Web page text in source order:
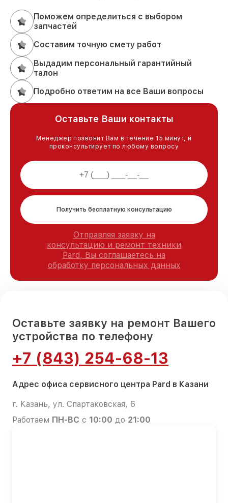
Поможем определиться с выбором
запчастей
Составим точную смету работ
Выдадим персональный гарантийный
талон
Подробно ответим на все Ваши вопросы
Оставьте Ваши контакты
Менеджер позвонит Вам в течение 15 минут, и
проконсультирует по любому вопросу
Получить бесплатную консультацию
Отправляя заявку на
консультацию и ремонт техники
Pard, Вы соглашаетесь на
обработку персональных данных
Оставьте заявку на ремонт Вашего
устройства по телефону
+7 (843) 254-68-13
Адрес офиса сервисного центра Pard в Казани
г. Казань, ул. Спартаковская, 6
Работаем ПН-ВС с 10:00 до 21:00